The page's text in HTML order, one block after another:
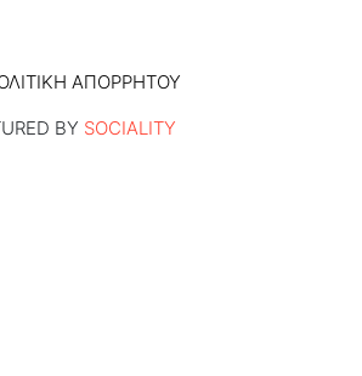
ΑΠΟΡΡΉΤΟΥ
BY SOCIALITY